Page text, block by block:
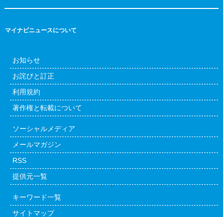
マイナビニュースについて
お知らせ
お詫びと訂正
利用規約
著作権と転載について
ソーシャルメディア
メールマガジン
RSS
提供元一覧
キーワード一覧
サイトマップ